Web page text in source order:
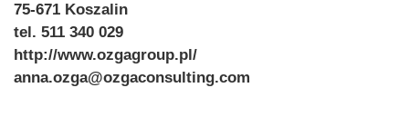
75-671 Koszalin
tel. 511 340 029
http://www.ozgagroup.pl/
anna.ozga@ozgaconsulting.com